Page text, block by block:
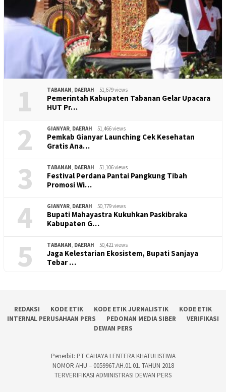
1 TABANAN, DAERAH 51,679 views
Pemerintah Kabupaten Tabanan Gelar Upacara
HUT Pr…
2 GIANYAR, DAERAH 51,466 views
Pemkab Gianyar Launching Cek Kesehatan
Gratis Ana…
3 TABANAN, DAERAH 51,106 views
Festival Perdana Pantai Pangkung Tibah
Promosi Wi…
4 GIANYAR, DAERAH 50,779 views
Bupati Mahayastra Kukuhkan Paskibraka
Kabupaten G…
5 TABANAN, DAERAH 50,421 views
Jaga Kelestarian Ekosistem, Bupati Sanjaya
Tebar …
REDAKSI KODE ETIK KODE ETIK JURNALISTIK
KODE ETIK
INTERNAL PERUSAHAAN PERS
PEDOMAN MEDIA SIBER
VERIFIKASI
DEWAN PERS
Penerbit: PT CAHAYA LENTERA KHATULISTIWA
NOMOR AHU – 0059967.AH.01.01. TAHUN 2018
TERVERIFIKASI ADMINISTRASI DEWAN PERS